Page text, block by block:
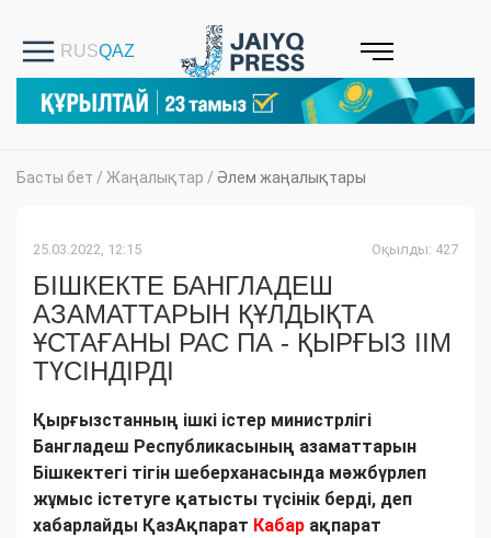
Басты бет / Жаңалықтар / Әлем жаңалықтары
25.03.2022, 12:15 Оқылды: 427
БІШКЕКТЕ БАНГЛАДЕШ
АЗАМАТТАРЫН ҚҰЛДЫҚТА
ҰСТАҒАНЫ РАС ПА - ҚЫРҒЫЗ ІІМ
ТҮСІНДІРДІ
Қырғызстанның ішкі істер министрлігі
Бангладеш Республикасының азаматтарын
Бішкектегі тігін шеберханасында мәжбүрлеп
жұмыс істетуге қатысты түсінік берді, деп
хабарлайды ҚазАқпарат Кабар ақпарат